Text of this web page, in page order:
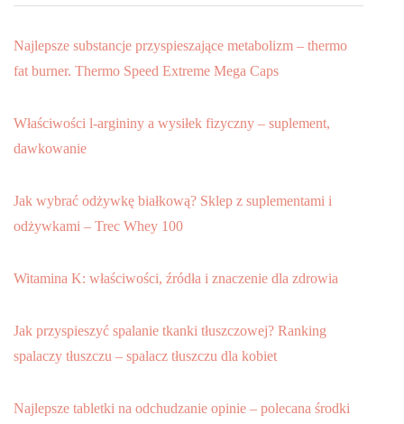
Najlepsze substancje przyspieszające metabolizm – thermo
fat burner. Thermo Speed Extreme Mega Caps
Właściwości l-argininy a wysiłek fizyczny – suplement,
dawkowanie
Jak wybrać odżywkę białkową? Sklep z suplementami i
odżywkami – Trec Whey 100
Witamina K: właściwości, źródła i znaczenie dla zdrowia
Jak przyspieszyć spalanie tkanki tłuszczowej? Ranking
spalaczy tłuszczu – spalacz tłuszczu dla kobiet
Najlepsze tabletki na odchudzanie opinie – polecana środki